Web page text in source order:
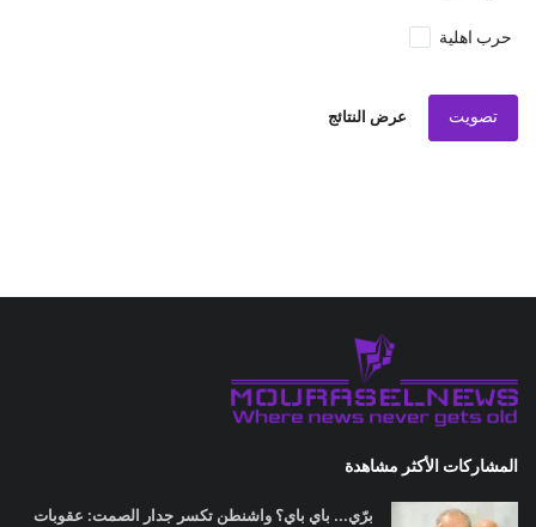
حرب اهلية
تصويت عرض النتائج
المشاركات الأكثر مشاهدة
برّي... باي باي؟ واشنطن تكسر جدار الصمت: عقوبات